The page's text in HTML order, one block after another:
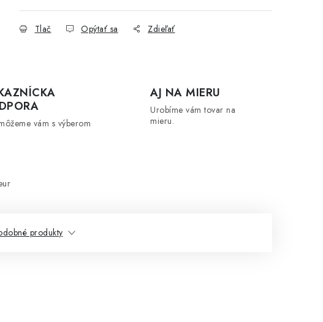
Tlač Opýtať sa Zdieľať
vám s výberom
AJ NA MIERU
Urobíme vám tovar na
mieru.
produkty